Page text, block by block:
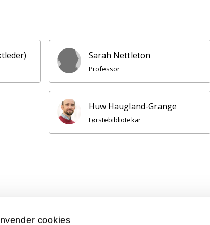
cookies
Sarah Nettleton
Professor
Huw Haugland-Grange
Førstebibliotekar